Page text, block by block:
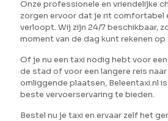
Onze professionele en vriendelijke
zorgen ervoor dat je rit comfortabel
verloopt. Wij zijn 24/7 beschikbaar,
moment van de dag kunt rekenen op
Of je nu een taxi nodig hebt voor
de stad of voor een langere reis naar
omliggende plaatsen, Beleentaxi.nl
beste vervoerservaring te bieden.
Bestel nu je taxi en ervaar zelf het